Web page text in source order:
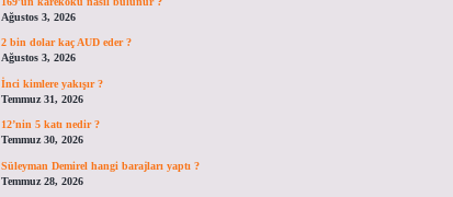
Ağustos 3, 2026
2 bin dolar kaç AUD eder ?
Ağustos 3, 2026
İnci kimlere yakışır ?
Temmuz 31, 2026
12’nin 5 katı nedir ?
Temmuz 30, 2026
Süleyman Demirel hangi barajları yaptı ?
Temmuz 28, 2026